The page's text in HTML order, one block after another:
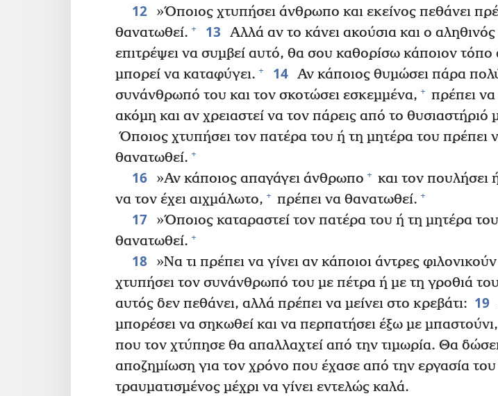
12
»Όποιος χτυπήσει άνθρωπο και εκείνος πεθάνει
θανατωθεί. + 13
Αλλά αν το κάνει ακούσια και ο
επιτρέψει να συμβεί αυτό, θα σου καθορίσω κάποιον
μπορεί να καταφύγει. + 14 Αν κάποιος θυμώσει πάρα
συνάνθρωπό του και τον σκοτώσει εσκεμμένα, + πρέπει
ακόμη και αν χρειαστεί να τον πάρεις από το θυσιαστήριό
Όποιος χτυπήσει τον πατέρα του ή τη μητέρα του πρέπει
θανατωθεί. +
16 »Αν κάποιος απαγάγει άνθρωπο + και τον πουλήσει
να τον έχει αιχμάλωτο, + πρέπει να θανατωθεί. +
17
»Όποιος καταραστεί τον πατέρα του ή τη μητέρα
θανατωθεί. +
18
»Να τι πρέπει να γίνει αν κάποιοι άντρες
χτυπήσει τον συνάνθρωπό του με πέτρα ή με τη γροθιά
αυτός δεν πεθάνει, αλλά πρέπει να μείνει στο κρεβάτι: 19
μπορέσει να σηκωθεί και να περπατήσει έξω με
που τον χτύπησε θα απαλλαχτεί από την τιμωρία. Θα
αποζημίωση για τον χρόνο που έχασε από την εργασία
τραυματισμένος μέχρι να γίνει εντελώς καλά.